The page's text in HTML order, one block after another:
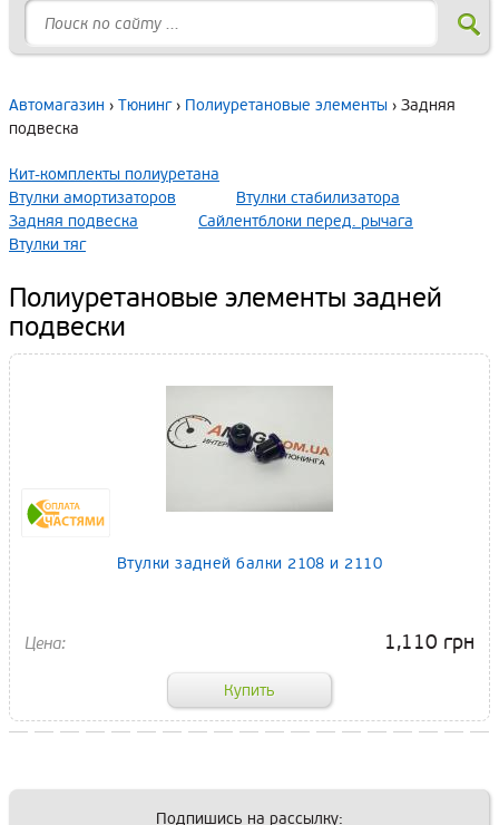
Автомагазин › Тюнинг› Полиуретановые элементы › Задняя
подвеска
Кит-комплекты полиуретана
Втулки амортизаторов
Втулки стабилизатора
Задняя подвеска
Сайлентблоки перед. рычага
Втулки тяг
Полиуретановые элементы задней
подвески
Втулки задней балки 2108 и 2110
1,110 грн
Подпишись на рассылку: